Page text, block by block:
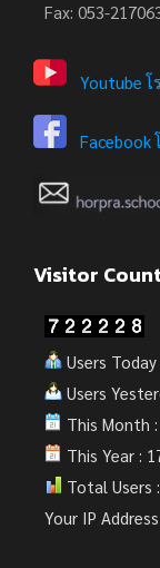
Fax: 053-
Youtube โ
Facebook
Visitor
Users Today
Users
This Month
This Year :
Total Users
Your IP